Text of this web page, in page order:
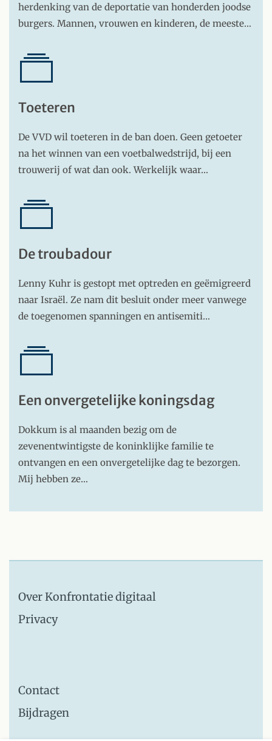
herdenking van de deportatie van honderden joodse
burgers. Mannen, vrouwen en kinderen, de meeste…
Toeteren
De VVD wil toeteren in de ban doen. Geen getoeter
na het winnen van een voetbalwedstrijd, bij een
trouwerij of wat dan ook. Werkelijk waar…
De troubadour
Lenny Kuhr is gestopt met optreden en geëmigreerd
naar Israël. Ze nam dit besluit onder meer vanwege
de toegenomen spanningen en antisemiti…
Een onvergetelijke koningsdag
Dokkum is al maanden bezig om de
zevenentwintigste de koninklijke familie te
ontvangen en een onvergetelijke dag te bezorgen.
Mij hebben ze…
Over Konfrontatie digitaal
Privacy
Contact
Bijdragen